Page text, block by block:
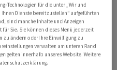
Rechenzentren in den
in diesem Rahmen
Technologieunternehmen
nach Cloud- und KI-
sagteMicrosoft-Präsident
Technologien für die unter „Wir und
Dienste bereitzustellen“ aufgeführten
sind manche Inhalte und Anzeigen
Sie. Sie können dieses Menü jederzeit
zu ändern oder Ihre Einwilligung zu
verwalten am unteren Rand
gelten innerhalb unseres Website. Weitere